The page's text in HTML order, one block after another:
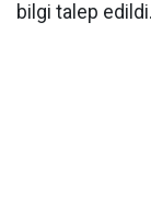
bilgi talep edildi.